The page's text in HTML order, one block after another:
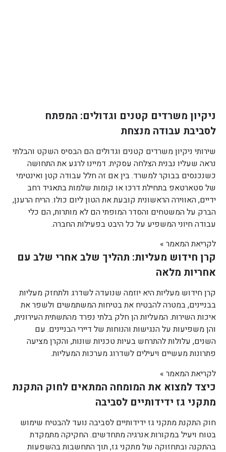
ניקיון משרדים קטנים וגדולים: המפתח
לסביבת עבודה מנצחת
שירותי ניקיון משרדים קטנים וגדולים הם הבסיס השקט והבלתי
נראה שעליו נבנית הצלחה עסקית. דמיינו לרגע את התחושה
כשנכנסים בבוקר למשרד. בין אם זה חלל עבודה קטן ואינטימי
של סטארטאפ בתחילת דרכו או קומות שלמות בתאגיד רחב
ידיים, האווירה הראשונית קובעת את הטון ליום כולו. הריח הרענן,
הברק על המשטחים והסדר המופתי הם לא מותרות, הם כלי
עבודה חיוני המשפיע על כל היבט בפעילות החברה.
לקריאת המאמר »
קרן חידוש מעליות: תהליך שלב אחרי שלב עם
אחריות מלאה
קרן חידוש מעליות היא יוזמה שנועדה לשדרג ולתחזק מעליות
בבניינים, במטרה להבטיח את בטיחות המשתמשים ולשפר את
איכות השירות. המעליות הן חלק בלתי נפרד מהתשתית העירונית,
והן משפיעות על הנגישות והנוחות של דיירי הבניינים. עם
השנים, עלולות להתרחש בעיות טכניות שונות, והקרן מציעה
פתרונות מעשיים ויעילים לשדרוג מערכות המעליות.
לקריאת המאמר »
כיצד למצוא את המומחה המתאים לחוק התקנת
מתקני גז ידידותיים לסביבה
חוק התקנת מתקני גז ידידותיים לסביבה נועד להבטיח שימוש
בטוח ויעיל במקורות אנרגיה מתחדשים. החקיקה מתמקדת
בהתקנה ובתחזוקה של מתקני גז, תוך התחשבות בהשפעות